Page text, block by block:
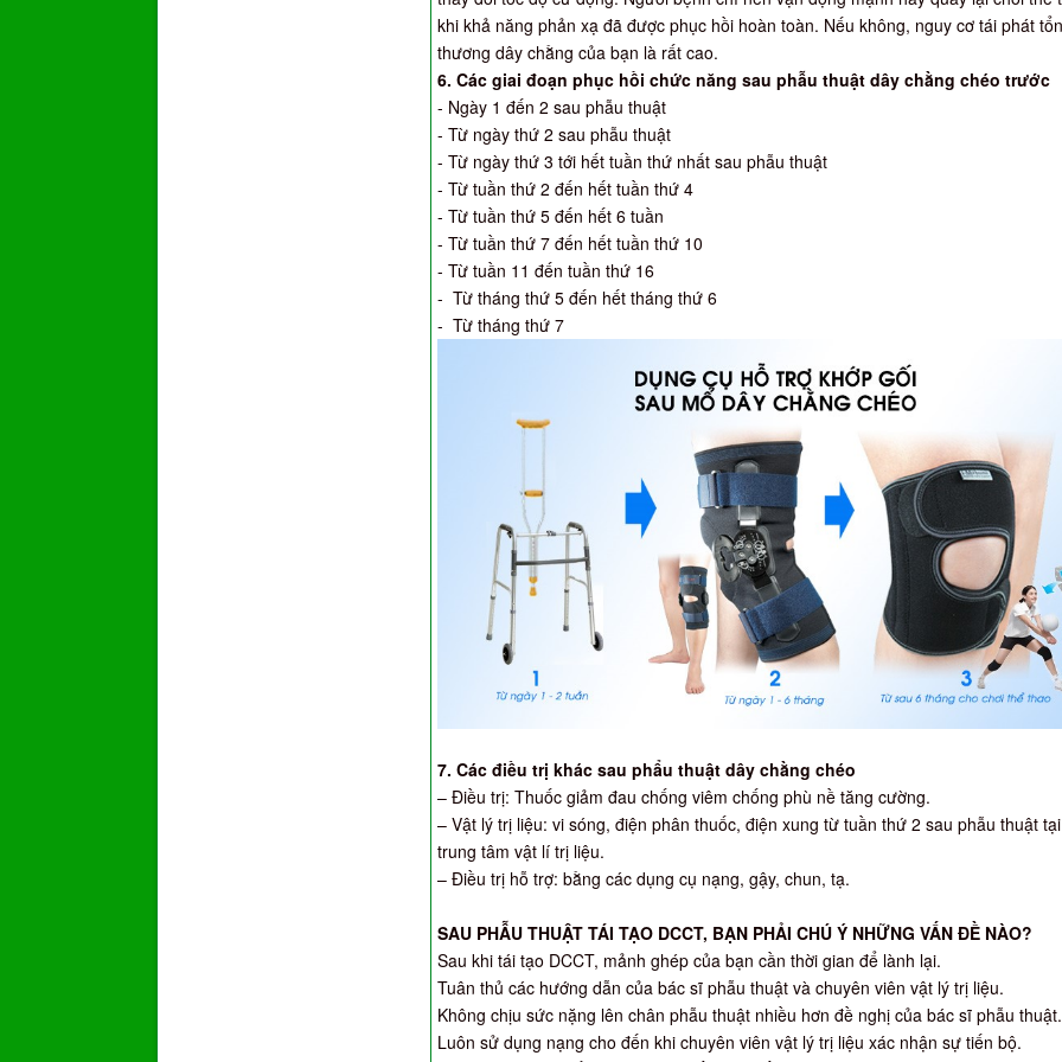
khi khả năng phản xạ đã được phục hồi hoàn toàn. Nếu không, nguy cơ tái phát tổn
thương dây chằng của bạn là rất cao.
6. Các giai đoạn phục hồi chức năng sau phẫu thuật dây chằng chéo trước
- Ngày 1 đến 2 sau phẫu thuật
- Từ ngày thứ 2 sau phẫu thuật
- Từ ngày thứ 3 tới hết tuần thứ nhất sau phẫu thuật
- Từ tuần thứ 2 đến hết tuần thứ 4
- Từ tuần thứ 5 đến hết 6 tuần
- Từ tuần thứ 7 đến hết tuần thứ 10
- Từ tuần 11 đến tuần thứ 16
- Từ tháng thứ 5 đến hết tháng thứ 6
- Từ tháng thứ 7
7. Các điều trị khác sau phẩu thuật dây chằng chéo
– Điều trị: Thuốc giảm đau chống viêm chống phù nề tăng cường.
– Vật lý trị liệu: vi sóng, điện phân thuốc, điện xung từ tuần thứ 2 sau phẫu thuật
trung tâm vật lí trị liệu.
– Điều trị hỗ trợ: bằng các dụng cụ nạng, gậy, chun, tạ.
SAU PHẪU THUẬT TÁI TẠO DCCT, BẠN PHẢI CHÚ Ý NHỮNG VẤN ĐỀ NÀO?
Sau khi tái tạo DCCT, mảnh ghép của bạn cần thời gian để lành lại.
Tuân thủ các hướng dẫn của bác sĩ phẫu thuật và chuyên viên vật lý trị liệu.
Không chịu sức nặng lên chân phẫu thuật nhiều hơn đề nghị của bác sĩ phẫu thuật.
Luôn sử dụng nạng cho đến khi chuyên viên vật lý trị liệu xác nhận sự tiến bộ.